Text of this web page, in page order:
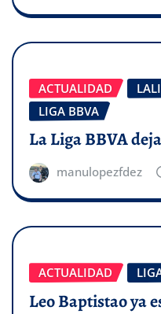
ACTUALIDAD
LIGA BBVA
La Liga BBVA
manulopezfdez
ACTUALIDAD
Leo Baptistao ya